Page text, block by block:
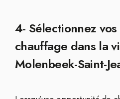
4- Sélectionnez
chauffage dans la
Molenbeek-Saint-